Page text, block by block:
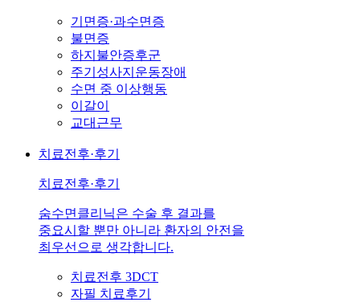
기면증·과수면증
불면증
하지불안증후군
주기성사지운동장애
수면 중 이상행동
이갈이
교대근무
치료전후·후기
치료전후·후기
숨수면클리닉은 수술 후 결과를
중요시할 뿐만 아니라 환자의 안전을
최우선으로 생각합니다.
치료전후 3DCT
자필 치료후기